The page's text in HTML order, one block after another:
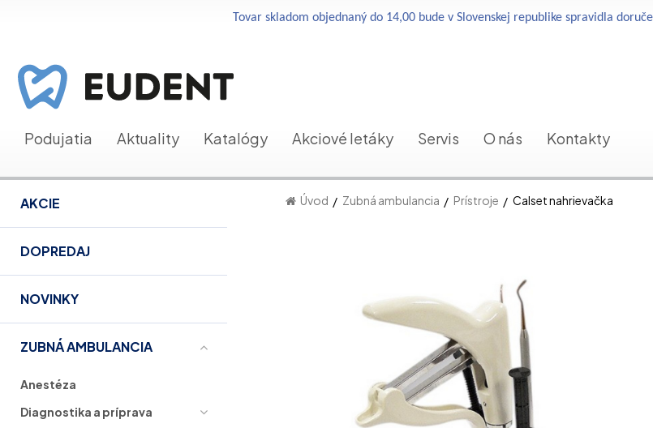
Tovar skladom objednaný do 14,00 bude v Slovenskej republike spravidla
Podujatia Aktuality Katalógy Akciové letáky Servis O nás Kontakty
AKCIE
DOPREDAJ
NOVINKY
ZUBNÁ AMBULANCIA
Anestéza
Diagnostika a príprava
Úvod Zubná ambulancia Prístroje Calset nahrievačka